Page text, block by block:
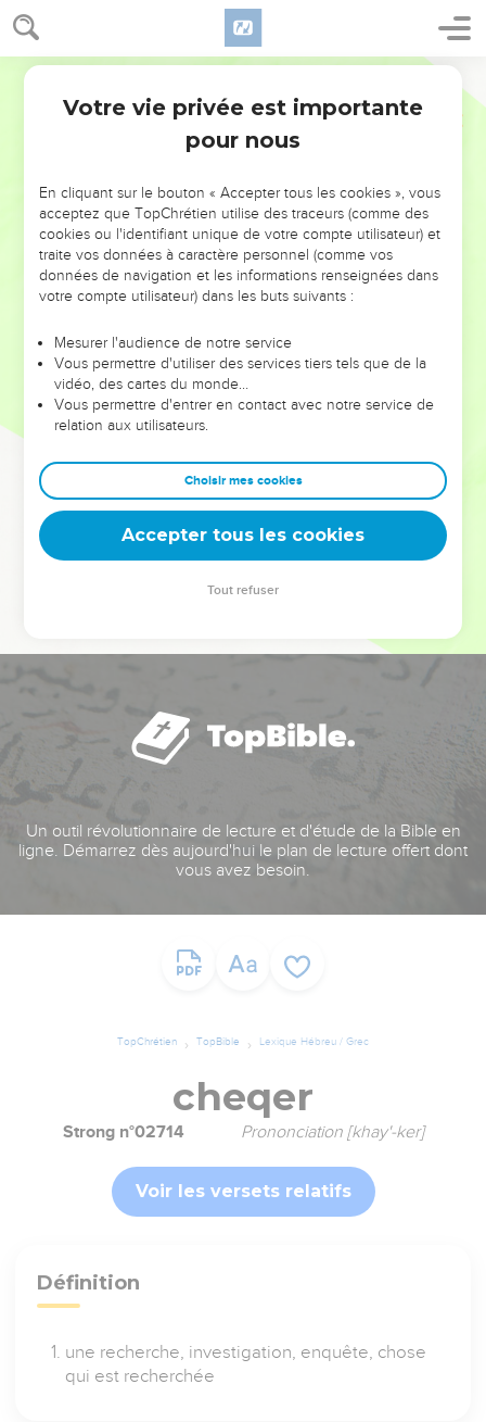
NE MANQUEZ PAS L’ÉVÉNEMENT
DE L’ANNÉE !
ET SI LEURS ERREURS POUVAIENT VOUS ÉVITER LES
VOTRES ?
leur foi ou leur vision. Mais on voit moins les doutes, les erreurs
et les saisons difficiles qu'ils ont traversés, alors même que ce
sont elles qui les ont façonnés.
Dans cette conférence, leaders, entrepreneurs, et responsables
clés pour avancer avec plus de sagesse afin que leurs erreurs
deviennent vos tremplins. Que vous guidiez un ministère, une
équipe, un groupe ou une famille, leur expérience est faite
Un outil révolutionnaire de lecture et d'étude de la Bible en
ligne. Démarrez dès aujourd'hui le plan de lecture offert dont
vous avez besoin.
TopChrétien TopBible Lexique Hébreu / Grec
cheqer
Strong n°02714 Prononciation [khay'-ker]
Voir les versets relatifs
Définition
une recherche, investigation, enquête, chose
qui est recherchée
Votre vie privée est importante
pour nous
En cliquant sur le bouton « Accepter tous les cookies », vous
acceptez que TopChrétien utilise des traceurs (comme des
cookies ou l'identifiant unique de votre compte utilisateur) et
traite vos données à caractère personnel (comme vos
données de navigation et les informations renseignées dans
votre compte utilisateur) dans les buts suivants :
Mesurer l'audience de notre service
Vous permettre d'utiliser des services tiers tels que de la
vidéo, des cartes du monde…
Vous permettre d'entrer en contact avec notre service de
relation aux utilisateurs.
Choisir mes cookies
Accepter tous les cookies
Tout refuser